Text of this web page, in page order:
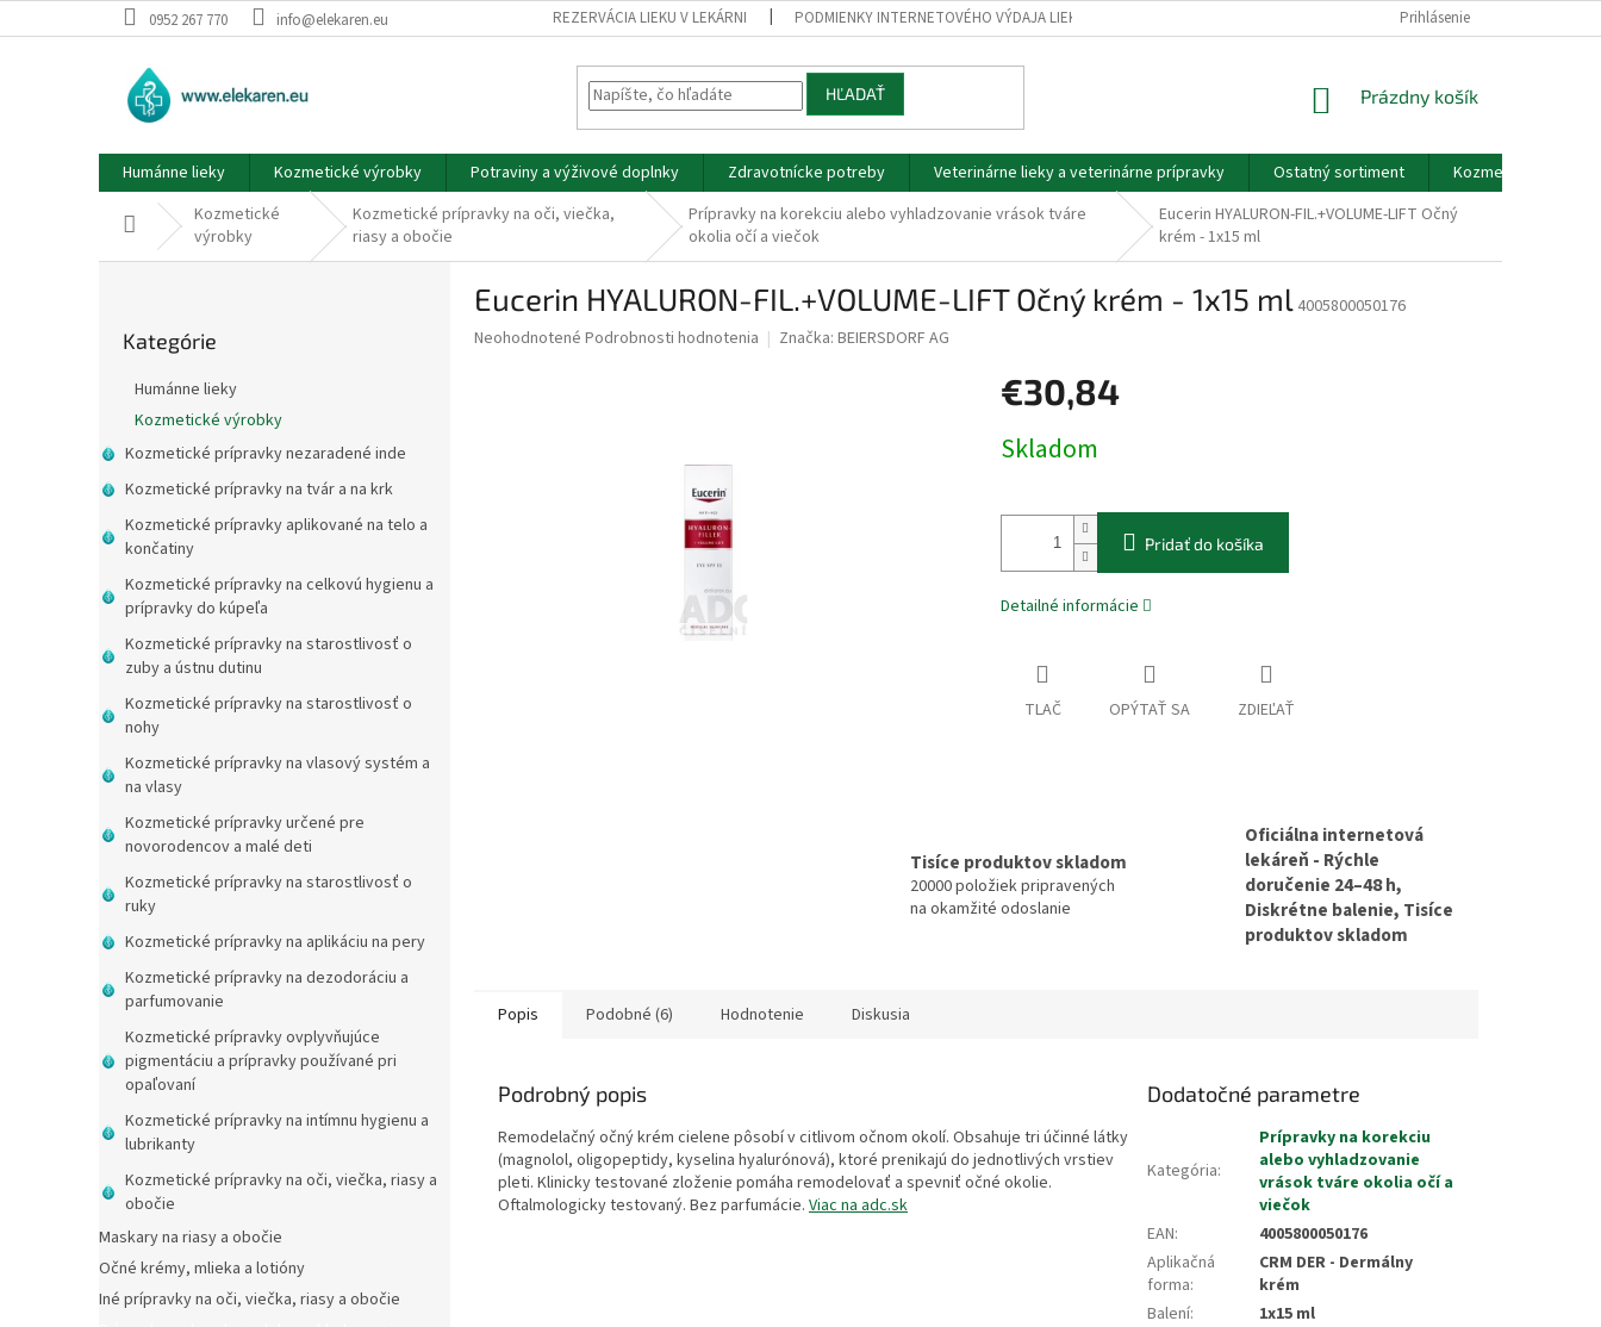
na
0952 267 770 info@elekaren.eu REZERVÁCIA LIEKU V LEKÁRNI PODMIENKY INTERNETOVÉHO VÝDAJA LIEKOV A ZDRAVOTNÍCKYCH POMÔCOK A VOP GDPR - PODMIENKY
Prihlásenie
HĽADAŤ
NÁKUPNÝ
Prázdny košík
Humánne lieky Kozmetické výrobky Potraviny a výživové doplnky Zdravotnícke potreby Veterinárne lieky a veterinárne prípravky Ostatný sortiment Kozmetické výrobky
DomovKozmetické
výrobky
Kozmetické prípravky na oči, viečka,
riasy a obočie
Prípravky na korekciu alebo vyhladzovanie vrások tváre
okolia očí a viečok
Eucerin HYALURON-FIL.+VOLUME-LIFT Očný
krém - 1x15 ml
n
e
kategórie
Kategórie
Humánne lieky
Kozmetické výrobky
Kozmetické prípravky nezaradené inde
Kozmetické prípravky na tvár a na krk
Kozmetické prípravky aplikované na telo a
končatiny
Kozmetické prípravky na celkovú hygienu a
prípravky do kúpeľa
Kozmetické prípravky na starostlivosť o
zuby a ústnu dutinu
Kozmetické prípravky na starostlivosť o
nohy
Kozmetické prípravky na vlasový systém a
na vlasy
Kozmetické prípravky určené pre
novorodencov a malé deti
Kozmetické prípravky na starostlivosť o
ruky
Kozmetické prípravky na aplikáciu na pery
Kozmetické prípravky na dezodoráciu a
parfumovanie
Kozmetické prípravky ovplyvňujúce
pigmentáciu a prípravky používané pri
opaľovaní
Kozmetické prípravky na intímnu hygienu a
lubrikanty
Kozmetické prípravky na oči, viečka, riasy a
obočie
Maskary na riasy a obočie
Očné krémy, mlieka a lotióny
Iné prípravky na oči, viečka, riasy a obočie
Eucerin HYALURON-FIL.+VOLUME-LIFT Očný krém - 1x15 ml 4005800050176
Priemerné
Neohodnotené Podrobnosti hodnotenia Značka: BEIERSDORF AG
€30,84
cena:
Skladom
Pridať do košíka
Detailné informácie
TLAČ OPÝTAŤ SA ZDIEĽAŤ
Tisíce produktov skladom
20000 položiek pripravených
na okamžité odoslanie
Oficiálna internetová
lekáreň - Rýchle
doručenie 24–48 h,
Diskrétne balenie, Tisíce
produktov skladom
Popis Podobné (6) Hodnotenie Diskusia
Podrobný popis
Remodelačný očný krém cielene pôsobí v citlivom očnom okolí. Obsahuje tri účinné látky
(magnolol, oligopeptidy, kyselina hyalurónová), ktoré prenikajú do jednotlivých vrstiev
pleti. Klinicky testované zloženie pomáha remodelovať a spevniť očné okolie.
Oftalmologicky testovaný. Bez parfumácie. Viac na adc.sk
Dodatočné parametre
Kategória:
Prípravky na korekciu
alebo vyhladzovanie
vrások tváre okolia očí a
viečok
EAN:
4005800050176
Aplikačná
forma:
CRM DER - Dermálny
krém
Balení: 1x15 ml